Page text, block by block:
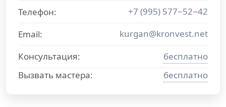
Телефон:
+7 (995) 577−52−42
Email:
kurgan@kronvest.net
Консультация:
бесплатно
Вызвать мастера:
бесплатно